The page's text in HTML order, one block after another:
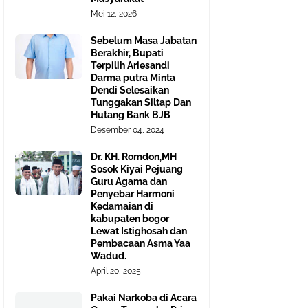
Mei 12, 2026
Sebelum Masa Jabatan
Berakhir, Bupati
Terpilih Ariesandi
Darma putra Minta
Dendi Selesaikan
Tunggakan Siltap Dan
Hutang Bank BJB
Desember 04, 2024
Dr. KH. Romdon,MH
Sosok Kiyai Pejuang
Guru Agama dan
Penyebar Harmoni
Kedamaian di
kabupaten bogor
Lewat Istighosah dan
Pembacaan Asma Yaa
Wadud.
April 20, 2025
Pakai Narkoba di Acara